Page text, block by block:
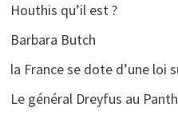
Houthis qu’il est ?
Barbara Butch
la France se dote d’une loi
Le général Dreyfus au